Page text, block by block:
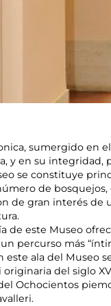
sumergido en
y en su
se constituye
de
de gran interés de
de este Museo
percurso más
este ala del Museo
originaria del siglo
Ochocientos